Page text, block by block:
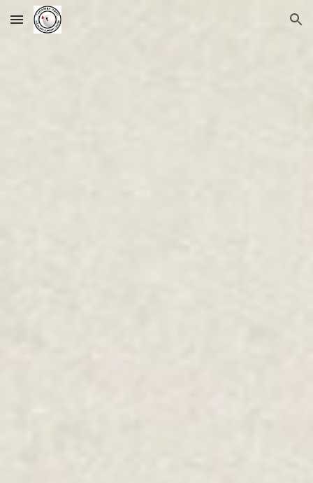
Skip to main content Skip to navigation